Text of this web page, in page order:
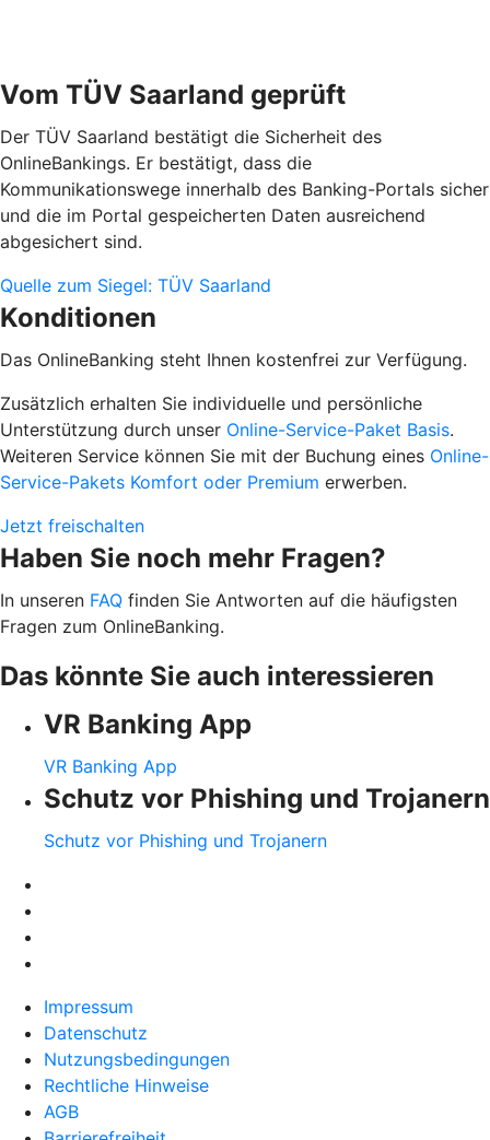
Vom TÜV Saarland geprüft
Der TÜV Saarland bestätigt die Sicherheit des
OnlineBankings. Er bestätigt, dass die
Kommunikationswege innerhalb des Banking-Portals sicher
und die im Portal gespeicherten Daten ausreichend
abgesichert sind.
Quelle zum Siegel: TÜV Saarland
Konditionen
Das OnlineBanking steht Ihnen kostenfrei zur Verfügung.
Zusätzlich erhalten Sie individuelle und persönliche
Unterstützung durch unser Online-Service-Paket Basis.
Weiteren Service können Sie mit der Buchung eines Online-
Service-Pakets Komfort oder Premium erwerben.
Jetzt freischalten
Haben Sie noch mehr Fragen?
In unseren FAQ finden Sie Antworten auf die häufigsten
Fragen zum OnlineBanking.
Das könnte Sie auch interessieren
VR Banking App
VR Banking App
Schutz vor Phishing und Trojanern
Schutz vor Phishing und Trojanern
Impressum
Datenschutz
Nutzungsbedingungen
Rechtliche Hinweise
AGB